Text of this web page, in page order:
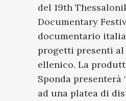
del 19th
Documentary
documentario
progetti presenti al
ellenico. La
Sponda presenterà
ad una platea di